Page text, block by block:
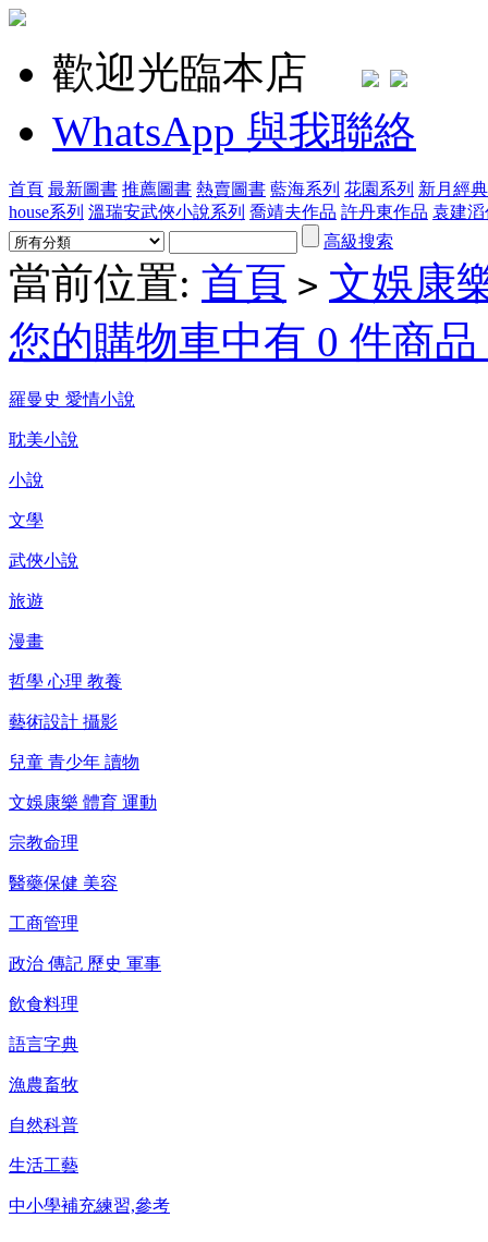
歡迎光臨本店
WhatsApp 與我聯絡
首頁 最新圖書 推薦圖書 熱賣圖書 藍海系列 花園系列 新月經
house系列 溫瑞安武俠小說系列 喬靖夫作品 許丹東作品 袁建
高級搜索
當前位置: 首頁 > 文娛康
您的購物車中有 0 件商
羅曼史 愛情小說
耽美小說
小說
文學
武俠小說
旅遊
漫畫
哲學 心理 教養
藝術設計 攝影
兒童 青少年 讀物
文娛康樂 體育 運動
宗教命理
醫藥保健 美容
工商管理
政治 傳記 歷史 軍事
飲食料理
語言字典
漁農畜牧
自然科普
生活工藝
中小學補充練習,參考